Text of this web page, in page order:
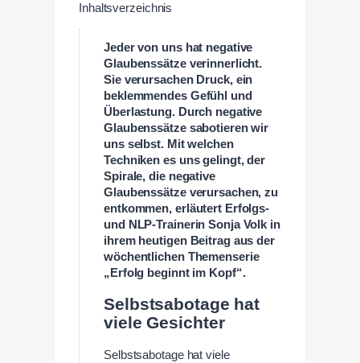
Inhaltsverzeichnis
Jeder von uns hat negative
Glaubenssätze verinnerlicht.
Sie verursachen Druck, ein
beklemmendes Gefühl und
Überlastung. Durch negative
Glaubenssätze sabotieren wir
uns selbst. Mit welchen
Techniken es uns gelingt, der
Spirale, die negative
Glaubenssätze verursachen, zu
entkommen, erläutert Erfolgs-
und NLP-Trainerin Sonja Volk in
ihrem heutigen Beitrag aus der
wöchentlichen Themenserie
„Erfolg beginnt im Kopf“.
Selbstsabotage hat
viele Gesichter
Selbstsabotage hat viele